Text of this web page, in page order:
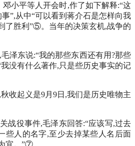
小平等人开会时,作了如下解释:“这
”,从中“可以看到蒋介石是怎样向我
了胜利”⑤。当年的决策玄机,战争的
泽东说:“我的那些东西还有用?那些
没有什么著作,只是些历史事实的记
收起义是9月9日,我们是历史唯物主
战役事件,毛泽东回答:“应该写,过去
些人的名字,至少去掉某些人名后面
宜。”⑦